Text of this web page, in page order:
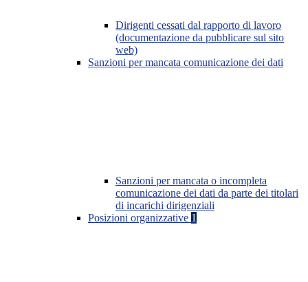
Dirigenti cessati dal rapporto di lavoro
(documentazione da pubblicare sul sito
web)
Sanzioni per mancata comunicazione dei dati
Sanzioni per mancata o incompleta
comunicazione dei dati da parte dei titolari
di incarichi dirigenziali
Posizioni organizzative 1